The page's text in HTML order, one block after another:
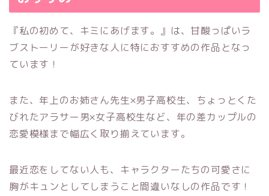
『私の初めて、キミにあげます。』は、甘酸っぱいラ
ブストーリーが好きな人に特におすすめの作品となっ
ています！
また、年上のお姉さん先生×男子高校生、ちょっとくた
びれたアラサー男×女子高校生など、年の差カップルの
恋愛模様まで幅広く取り揃えています。
最近恋をしてない人も、キャラクターたちの可愛さに
胸がキュンとしてしまうこと間違いなしの作品です！